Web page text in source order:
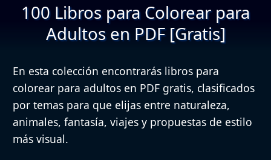
100 Libros para Colorear para
Adultos en PDF [Gratis]
En esta colección encontrarás libros para
colorear para adultos en PDF gratis, clasificados
por temas para que elijas entre naturaleza,
animales, fantasía, viajes y propuestas de estilo
más visual.